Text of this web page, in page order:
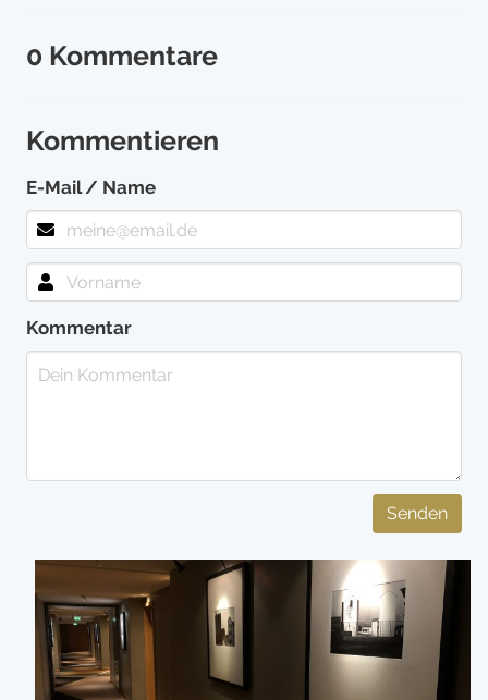
0 Kommentare
Kommentieren
E-Mail / Name
Kommentar
Senden